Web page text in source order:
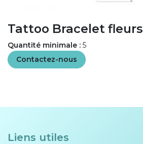
Tattoo Bracelet fleurs
Quantité minimale : 5
Contactez-nous
Liens utiles